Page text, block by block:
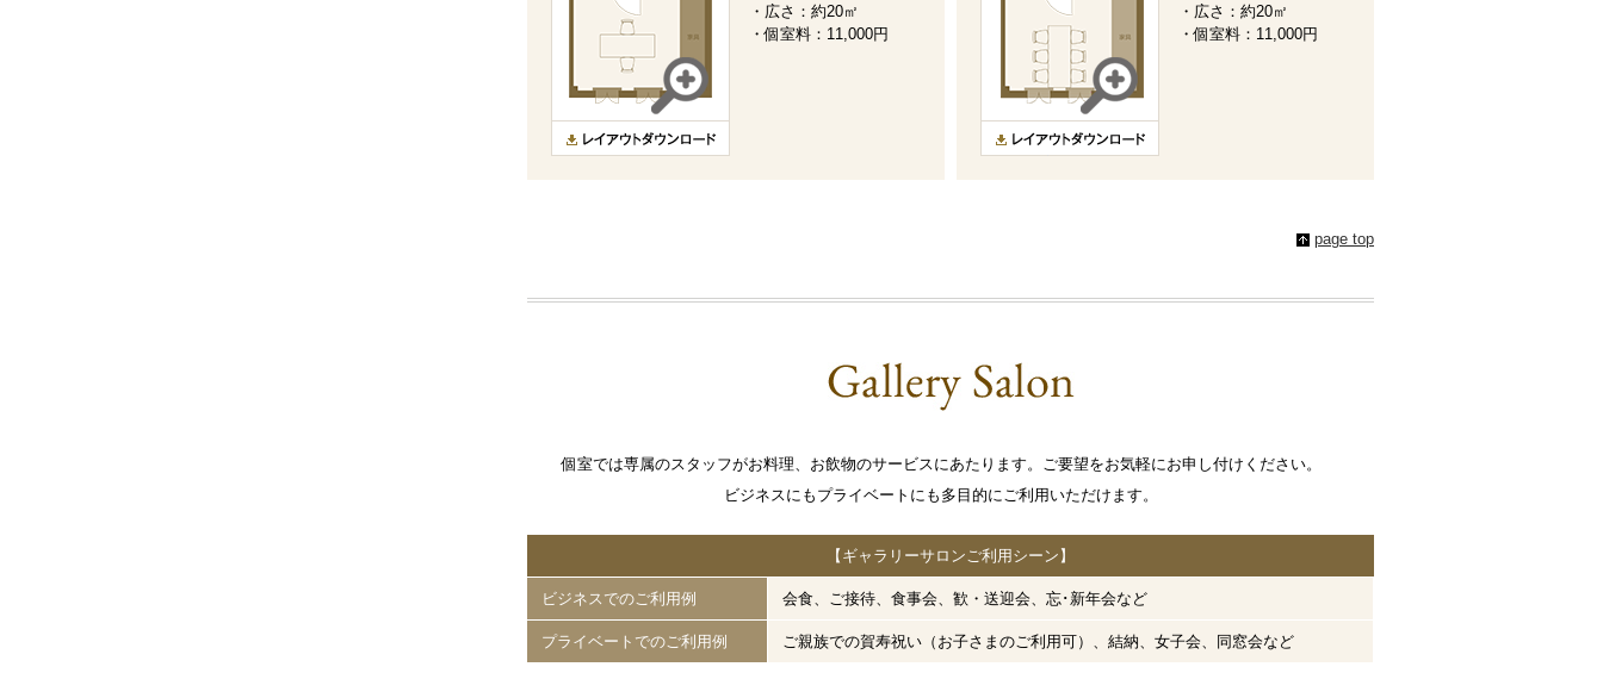
・広さ：約20㎡
・個室料：11,000円
・広さ：約20㎡
・個室料：11,000円
page top
個室では専属のスタッフがお料理、お飲物のサービスにあたります。ご要望をお気軽にお申し付けください。
ビジネスにもプライベートにも多目的にご利用いただけます。
【ギャラリーサロンご利用シーン】
ビジネスでのご利用例 会食、ご接待、食事会、歓・送迎会、忘･新年会など
プライベートでのご利用例 ご親族での賀寿祝い（お子さまのご利用可）、結納、女子会、同窓会など